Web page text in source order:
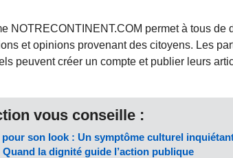
NOTRECONTINENT.COM permet à tous de
et opinions provenant des citoyens. Les
peuvent créer un compte et publier leurs
vous conseille :
pour son look : Un symptôme culturel
Quand la dignité guide l’action publique